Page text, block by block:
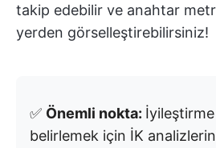
takip edebilir ve anahtar
yerden görselleştirebilirsiniz!
✅ Önemli nokta: İyileştirme
belirlemek için İK